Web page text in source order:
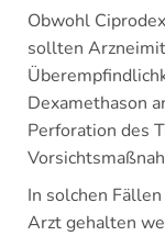
Obwohl
sollten
Dexamethason
Perforation des
In solchen
Arzt gehalten